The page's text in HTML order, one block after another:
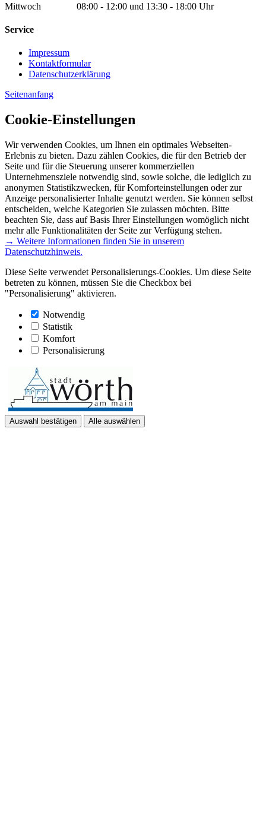
Mittwoch 08:00 - 12:00 und 13:30 - 18:00 Uhr
Service
Impressum
Kontaktformular
Datenschutzerklärung
Seitenanfang
Cookie-Einstellungen
Wir verwenden Cookies, um Ihnen ein optimales Webseiten-
Erlebnis zu bieten. Dazu zählen Cookies, die für den Betrieb der
Seite und für die Steuerung unserer kommerziellen
Unternehmensziele notwendig sind, sowie solche, die lediglich zu
anonymen Statistikzwecken, für Komforteinstellungen oder zur
Anzeige personalisierter Inhalte genutzt werden. Sie können selbst
entscheiden, welche Kategorien Sie zulassen möchten. Bitte
beachten Sie, dass auf Basis Ihrer Einstellungen womöglich nicht
mehr alle Funktionalitäten der Seite zur Verfügung stehen.
→ Weitere Informationen finden Sie in unserem
Datenschutzhinweis.
Diese Seite verwendet Personalisierungs-Cookies. Um diese Seite
betreten zu können, müssen Sie die Checkbox bei
"Personalisierung" aktivieren.
Notwendig
Statistik
Komfort
Personalisierung
Auswahl bestätigen Alle auswählen